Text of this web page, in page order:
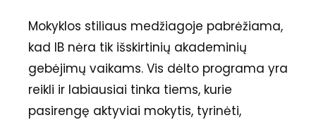
Mokyklos stiliaus medžiagoje pabrėžiama,
kad IB nėra tik išskirtinių akademinių
gebėjimų vaikams. Vis dėlto programa yra
reikli ir labiausiai tinka tiems, kurie
pasirengę aktyviai mokytis, tyrinėti,